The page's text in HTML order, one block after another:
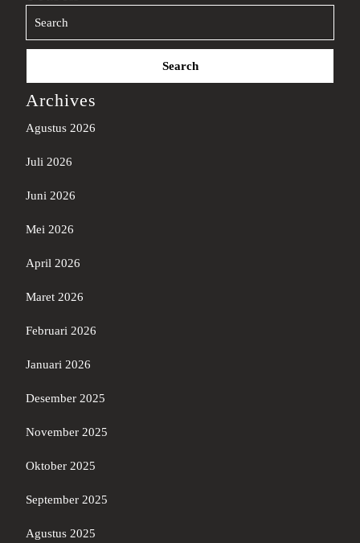
Search
Archives
Agustus 2026
Juli 2026
Juni 2026
Mei 2026
April 2026
Maret 2026
Februari 2026
Januari 2026
Desember 2025
November 2025
Oktober 2025
September 2025
Agustus 2025